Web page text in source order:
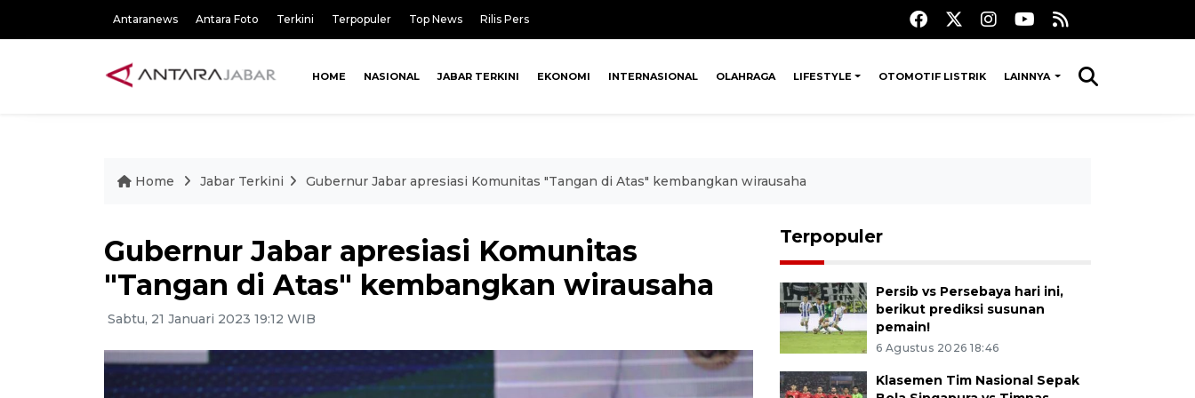
Antaranews Antara Foto Terkini Terpopuler Top News Rilis Pers
HOME NASIONAL JABAR TERKINI EKONOMI INTERNASIONAL OLAHRAGA LIFESTYLE OTOMOTIF LISTRIK LAINNYA
Home Jabar Terkini Gubernur Jabar apresiasi Komunitas "Tangan di Atas" kembangkan wirausaha
Gubernur Jabar apresiasi Komunitas
"Tangan di Atas" kembangkan wirausaha
Sabtu, 21 Januari 2023 19:12 WIB
Terpopuler
Persib vs Persebaya hari ini,
berikut prediksi susunan
pemain!
6 Agustus 2026 18:46
Klasemen Tim Nasional Sepak